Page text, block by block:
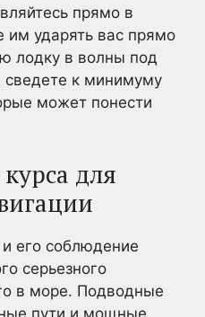
прямо в
им ударять вас прямо
лодку в волны под
сведете к минимуму
может понести
для
его соблюдение
серьезного
в море. Подводные
пути и мощные